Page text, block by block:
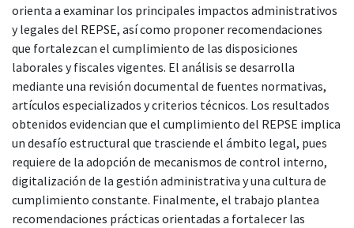
orienta a examinar los principales impactos administrativos
y legales del REPSE, así como proponer recomendaciones
que fortalezcan el cumplimiento de las disposiciones
laborales y fiscales vigentes. El análisis se desarrolla
mediante una revisión documental de fuentes normativas,
artículos especializados y criterios técnicos. Los resultados
obtenidos evidencian que el cumplimiento del REPSE implica
un desafío estructural que trasciende el ámbito legal, pues
requiere de la adopción de mecanismos de control interno,
digitalización de la gestión administrativa y una cultura de
cumplimiento constante. Finalmente, el trabajo plantea
recomendaciones prácticas orientadas a fortalecer las